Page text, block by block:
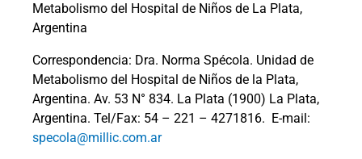
Metabolismo del Hospital de Niños de La Plata,
Argentina
Correspondencia: Dra. Norma Spécola. Unidad de
Metabolismo del Hospital de Niños de la Plata,
Argentina. Av. 53 N° 834. La Plata (1900) La Plata,
Argentina. Tel/Fax: 54 – 221 – 4271816. E-mail:
specola@millic.com.ar